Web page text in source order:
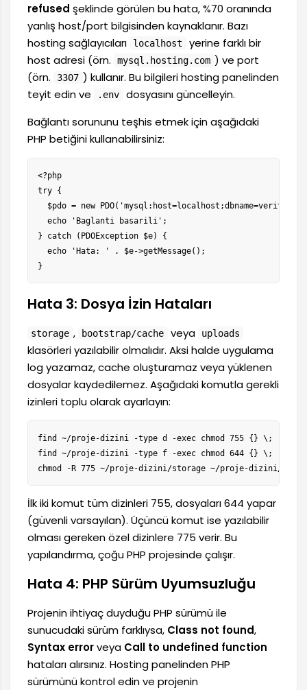
refused şeklinde görülen bu hata, %70 oranında
yanlış host/port bilgisinden kaynaklanır. Bazı
hosting sağlayıcıları
localhost
yerine farklı bir
host adresi (örn.
mysql.hosting.com ) ve port
(örn.
3307 ) kullanır. Bu bilgileri hosting panelinden
teyit edin ve
.env
dosyasını güncelleyin.
Bağlantı sorununu teşhis etmek için aşağıdaki
PHP betiğini kullanabilirsiniz:
<?php
try {
$pdo = new
  echo 'Baglanti basarili';
} catch (PDOException $e) {
  echo 'Hata: ' . $e->getMessage();
}
Hata 3: Dosya İzin Hataları
storage , bootstrap/cache veya uploads
klasörleri yazılabilir olmalıdır. Aksi halde uygulama
log yazamaz, cache oluşturamaz veya yüklenen
dosyalar kaydedilemez. Aşağıdaki komutla gerekli
izinleri toplu olarak ayarlayın:
find ~/proje-dizini -type d -exec chmod 755 {} \;
find ~/proje-dizini -type f -exec chmod 644 {} \;
chmod -R 775 ~/proje-dizini/storage ~/proje-dizini/
İlk iki komut tüm dizinleri 755, dosyaları 644 yapar
(güvenli varsayılan). Üçüncü komut ise yazılabilir
olması gereken özel dizinlere 775 verir. Bu
yapılandırma, çoğu PHP projesinde çalışır.
Hata 4: PHP Sürüm Uyumsuzluğu
Projenin ihtiyaç duyduğu PHP sürümü ile
sunucudaki sürüm farklıysa, Class not found,
Syntax errorveya Call to undefined function
hataları alırsınız. Hosting panelinden PHP
sürümünü kontrol edin ve projenin